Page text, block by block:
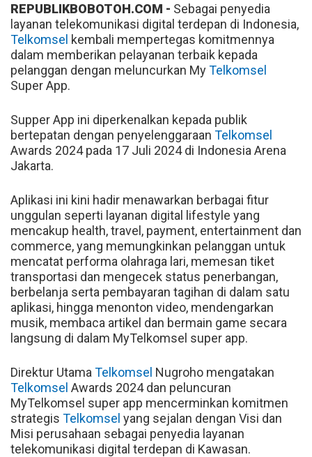
REPUBLIKBOBOTOH.COM - Sebagai penyedia
layanan telekomunikasi digital terdepan di Indonesia,
Telkomsel kembali mempertegas komitmennya
dalam memberikan pelayanan terbaik kepada
pelanggan dengan meluncurkan MyTelkomsel
Super App.
Supper App ini diperkenalkan kepada publik
bertepatan dengan penyelenggaraan Telkomsel
Awards 2024 pada 17 Juli 2024 di Indonesia Arena
Jakarta.
Aplikasi ini kini hadir menawarkan berbagai fitur
unggulan seperti layanan digital lifestyle yang
mencakup health, travel, payment, entertainment dan
commerce, yang memungkinkan pelanggan untuk
mencatat performa olahraga lari, memesan tiket
transportasi dan mengecek status penerbangan,
berbelanja serta pembayaran tagihan di dalam satu
aplikasi, hingga menonton video, mendengarkan
musik, membaca artikel dan bermain game secara
langsung di dalam MyTelkomsel super app.
Direktur Utama Telkomsel Nugroho mengatakan
Telkomsel Awards 2024 dan peluncuran
MyTelkomsel super app mencerminkan komitmen
strategis Telkomsel yang sejalan dengan Visi dan
Misi perusahaan sebagai penyedia layanan
telekomunikasi digital terdepan di Kawasan.